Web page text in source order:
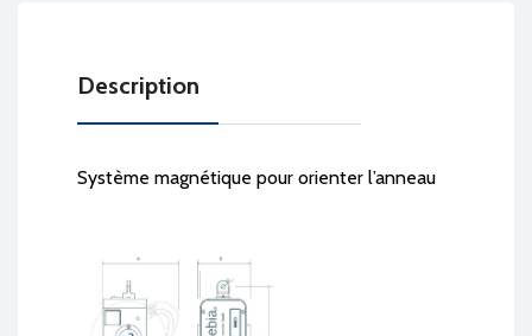
Description
Système magnétique pour orienter l’anneau